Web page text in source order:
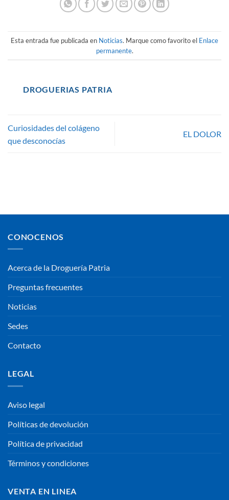
Esta entrada fue publicada en Noticias. Marque como favorito el Enlace
permanente.
DROGUERIAS PATRIA
Curiosidades del colágeno
que desconocías
EL DOLOR
CONOCENOS
Acerca de la Droguería Patria
Preguntas frecuentes
Noticias
Sedes
Contacto
LEGAL
Aviso legal
Políticas de devolución
Política de privacidad
Términos y condiciones
VENTA EN LINEA